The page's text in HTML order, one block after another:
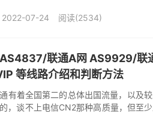
2022-07-24 阅读(2534)
联通A网 AS9929/联
等线路介绍和判断方法
有着全国第二的总体出国流量，以及
，谈不上电信CN2那种高质量，但至